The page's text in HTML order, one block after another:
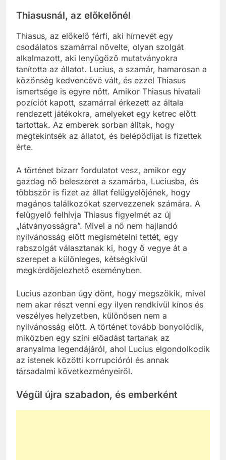
Thiasusnál, az előkelőnél
Thiasus, az előkelő férfi, aki hírnevét egy
csodálatos szamárral növelte, olyan szolgát
alkalmazott, aki lenyűgöző mutatványokra
tanította az állatot. Lucius, a szamár, hamarosan a
közönség kedvencévé vált, és ezzel Thiasus
ismertsége is egyre nőtt. Amikor Thiasus hivatali
pozíciót kapott, szamárral érkezett az általa
rendezett játékokra, amelyeket egy ketrec előtt
tartottak. Az emberek sorban álltak, hogy
megtekintsék az állatot, és belépődíjat is fizettek
érte.
A történet bizarr fordulatot vesz, amikor egy
gazdag nő beleszeret a szamárba, Luciusba, és
többször is fizet az állat felügyelőjének, hogy
magános találkozókat szervezzenek számára. A
felügyelő felhívja Thiasus figyelmét az új
„látványosságra”. Mivel a nő nem hajlandó
nyilvánosság előtt megismételni tettét, egy
rabszolgát választanak ki, hogy ő vegye át a
szerepet a különleges, kétségkívül
megkérdőjelezhető eseményben.
Lucius azonban úgy dönt, hogy megszökik, mivel
nem akar részt venni egy ilyen rendkívül kínos és
veszélyes helyzetben, különösen nem a
nyilvánosság előtt. A történet tovább bonyolódik,
miközben egy színi előadást tartanak az
aranyalma legendájáról, ahol Lucius elgondolkodik
az istenek közötti korrupcióról és annak
társadalmi következményeiről.
Végül újra szabadon, és emberként